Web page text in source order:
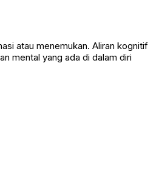
atau menemukan. Aliran kognitif
mental yang ada di dalam diri